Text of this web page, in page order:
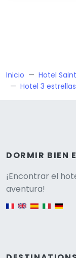
Inicio
Hotel
Hotel 3
DORMIR BIEN
¡Encontrar el
aventura!
English version